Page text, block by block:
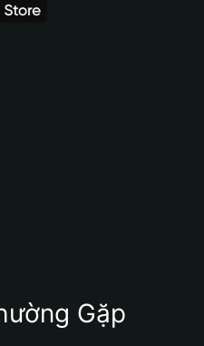
Gặp